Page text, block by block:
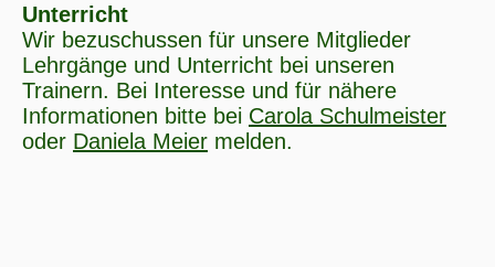
Unterricht
Wir bezuschussen für unsere Mitglieder
Lehrgänge und Unterricht bei unseren
Trainern. Bei Interesse und für nähere
Informationen bitte bei Carola Schulmeister
oder Daniela Meier melden.